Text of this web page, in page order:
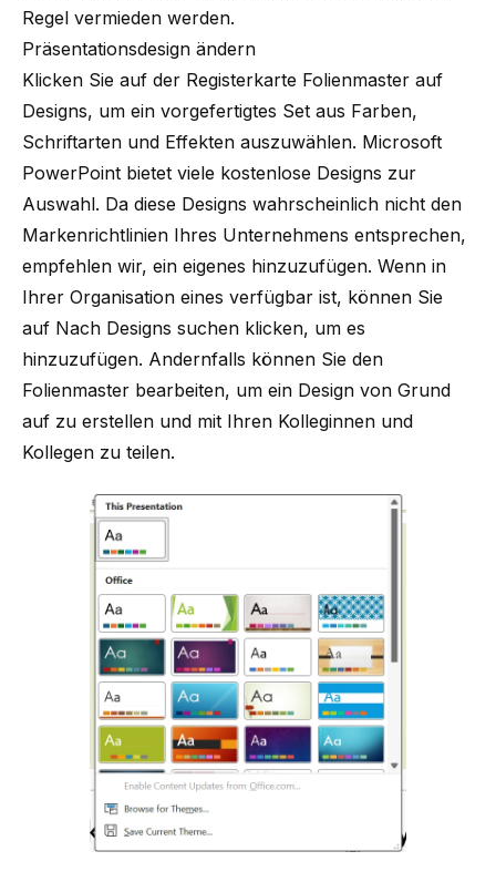
Regel vermieden werden.
Präsentationsdesign ändern
Klicken Sie auf der Registerkarte Folienmaster auf
Designs, um ein vorgefertigtes Set aus Farben,
Schriftarten und Effekten auszuwählen. Microsoft
PowerPoint bietet viele kostenlose Designs zur
Auswahl. Da diese Designs wahrscheinlich nicht den
Markenrichtlinien Ihres Unternehmens entsprechen,
empfehlen wir, ein eigenes hinzuzufügen. Wenn in
Ihrer Organisation eines verfügbar ist, können Sie
auf Nach Designs suchen klicken, um es
hinzuzufügen. Andernfalls können Sie den
Folienmaster bearbeiten, um ein Design von Grund
auf zu erstellen und mit Ihren Kolleginnen und
Kollegen zu teilen.